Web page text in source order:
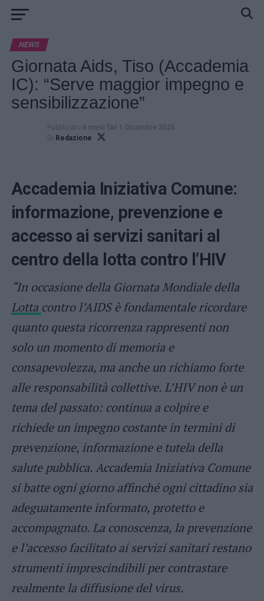
NEWS
Giornata Aids, Tiso (Accademia
IC): “Serve maggior impegno e
sensibilizzazione”
Pubblicato 8 mesi fail 1 Dicembre 2025
Di Redazione
Accademia Iniziativa Comune:
informazione, prevenzione e
accesso ai servizi sanitari al
centro della lotta contro l’HIV
“In occasione della Giornata Mondiale della
Lotta contro l’AIDS è fondamentale ricordare
quanto questa ricorrenza rappresenti non
solo un momento di memoria e
consapevolezza, ma anche un richiamo forte
alle responsabilità collettive. L’HIV non è un
tema del passato: continua a colpire e
richiede un impegno costante in termini di
prevenzione, informazione e tutela della
salute pubblica. Accademia Iniziativa Comune
si batte ogni giorno affinché ogni cittadino sia
adeguatamente informato, protetto e
accompagnato. La conoscenza, la prevenzione
e l’accesso facilitato ai servizi sanitari restano
strumenti imprescindibili per contrastare
realmente la diffusione del virus.